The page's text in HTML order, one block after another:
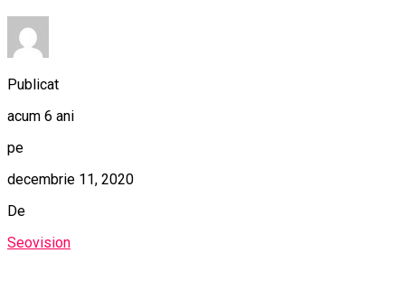
Publicat
acum 6 ani
pe
decembrie 11, 2020
De
Seovision